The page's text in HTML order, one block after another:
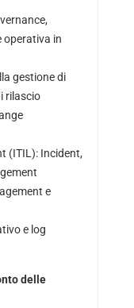
operativa in
gestione di
rilascio
(ITIL): Incident,
e
e log
delle